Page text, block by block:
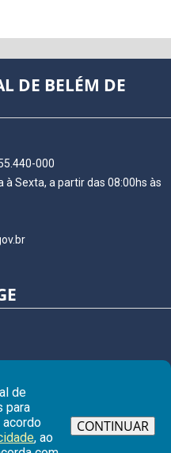
DE BELÉM DE
000
Sexta, a partir das 08:00hs às
de
para
acordo
, ao
CONTINUAR